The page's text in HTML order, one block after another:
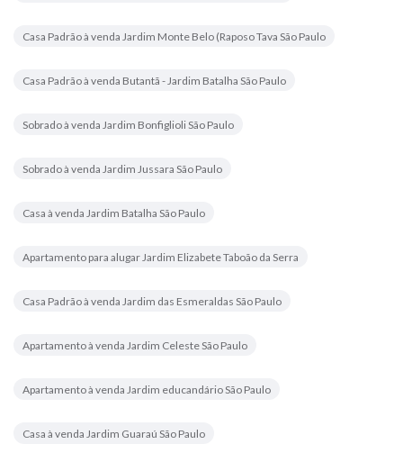
Casa Padrão à venda Jardim Monte Belo (Raposo Tava São Paulo
Casa Padrão à venda Butantã - Jardim Batalha São Paulo
Sobrado à venda Jardim Bonfiglioli São Paulo
Sobrado à venda Jardim Jussara São Paulo
Casa à venda Jardim Batalha São Paulo
Apartamento para alugar Jardim Elizabete Taboão da Serra
Casa Padrão à venda Jardim das Esmeraldas São Paulo
Apartamento à venda Jardim Celeste São Paulo
Apartamento à venda Jardim educandário São Paulo
Casa à venda Jardim Guaraú São Paulo